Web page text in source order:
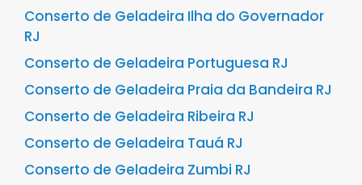
Conserto de Geladeira Ilha do Governador
RJ
Conserto de Geladeira Portuguesa RJ
Conserto de Geladeira Praia da Bandeira RJ
Conserto de Geladeira Ribeira RJ
Conserto de Geladeira Tauá RJ
Conserto de Geladeira Zumbi RJ